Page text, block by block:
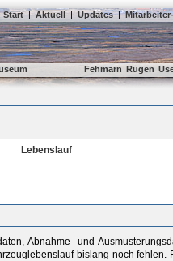
Start | Aktuell | Updates |
Fehmarn Rügen
Lebenslauf
Abnahme- und
bislang noch fehlen.